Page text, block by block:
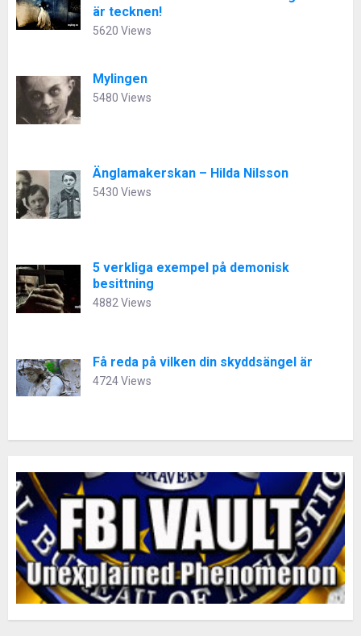
är tecknen!
5620 Views
Mylingen
5480 Views
Änglamakerskan – Hilda Nilsson
5430 Views
5 verkliga exempel på demonisk
besittning
4882 Views
Få reda på vilken din skyddsängel är
4724 Views